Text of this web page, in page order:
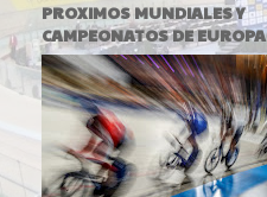
PROXIMOS MUNDIALES Y
CAMPEONATOS DE EUROPA